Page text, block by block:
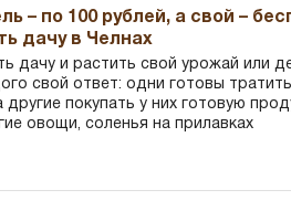
– по 100 рублей, а свой –
дачу в Челнах
дачу и растить свой урожай или
свой ответ: одни готовы
покупать у них готовую
овощи, соленья на прилавках